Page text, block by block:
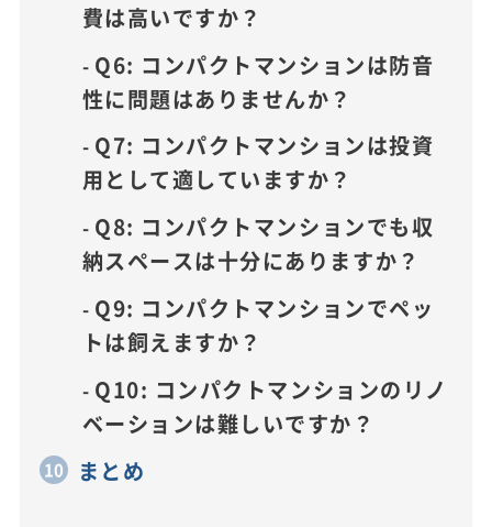
費は高いですか？
Q6: コンパクトマンションは防音
性に問題はありませんか？
Q7: コンパクトマンションは投資
用として適していますか？
Q8: コンパクトマンションでも収
納スペースは十分にありますか？
Q9: コンパクトマンションでペッ
トは飼えますか？
Q10: コンパクトマンションのリノ
ベーションは難しいですか？
まとめ